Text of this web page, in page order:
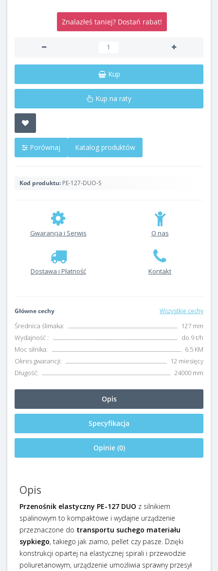
Znalazłeś taniej? Dostań rabat!
Kup
Kup na raty
Porównaj Katalog produktów
Kod produktu: PE-127-DUO-S
Gwarancja i Serwis O nas
Dostawa i Płatność Kontakt
Główne cechy Wszystkie cechy
Średnica ślimaka:
127 mm
Wydajność :
do 9 t/h
Moc silnika:
6.5 KM
Okres gwarancji:
12 miesięcy
Długość:
24000 mm
Opis
Specyfikacja
Opinie (0)
Opis
Przenośnik elastyczny PE-127 DUO z silnikiem
spalinowym to kompaktowe i wydajne urządzenie
przeznaczone do transportu suchego materiału
sypkiego, takiego jak ziarno, pellet czy pasze. Dzięki
konstrukcji opartej na elastycznej spirali i przewodzie
poliuretanowym, urządzenie umożliwia sprawny przesył